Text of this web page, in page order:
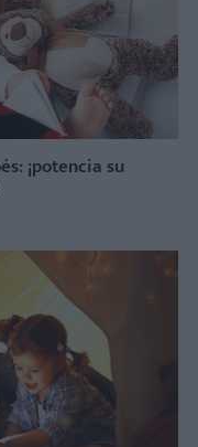
¡potencia su